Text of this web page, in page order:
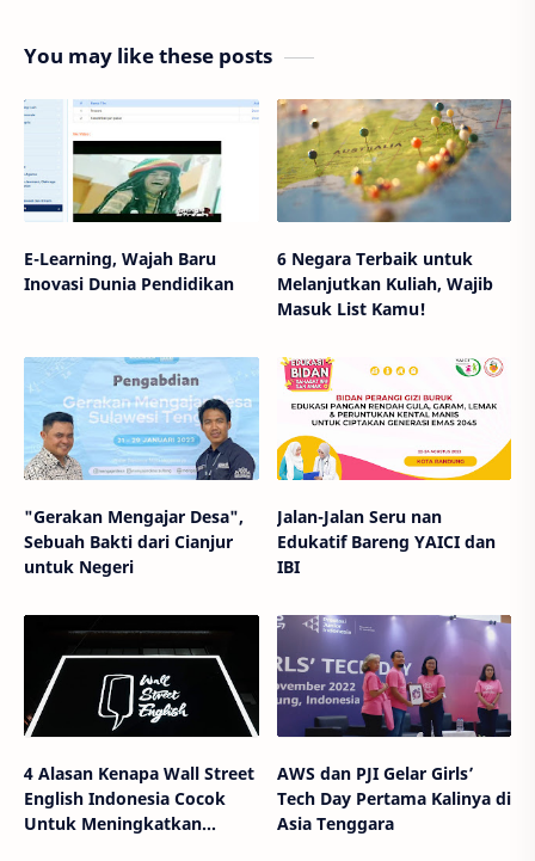
You may like these posts
E-Learning, Wajah Baru
Inovasi Dunia Pendidikan
6 Negara Terbaik untuk
Melanjutkan Kuliah, Wajib
Masuk List Kamu!
"Gerakan Mengajar Desa",
Sebuah Bakti dari Cianjur
untuk Negeri
Jalan-Jalan Seru nan
Edukatif Bareng YAICI dan
IBI
4 Alasan Kenapa Wall Street
English Indonesia Cocok
Untuk Meningkatkan
AWS dan PJI Gelar Girls’
Tech Day Pertama Kalinya di
Asia Tenggara